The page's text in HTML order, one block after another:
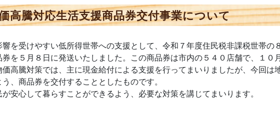
高騰対応生活支援商品券交付事業について
を受けやすい低所得世帯への支援として、令和７年度住民税非課税世帯の
を５月８日に発送いたしました。この商品券は市内の５４０店舗で、１０
高騰対策では、主に現金給付による支援を行ってまいりましたが、今回は
、商品券を交付することとしたものです。
安心して暮らすことができるよう、必要な対策を講じてまいります。